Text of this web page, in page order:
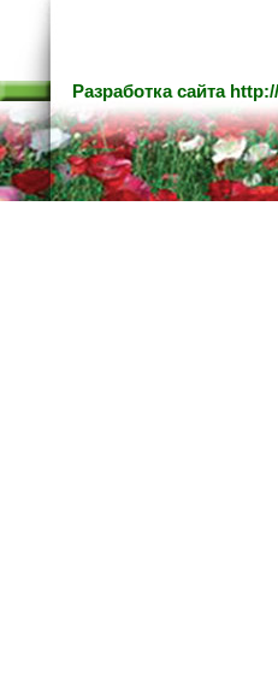
Разработка сайта